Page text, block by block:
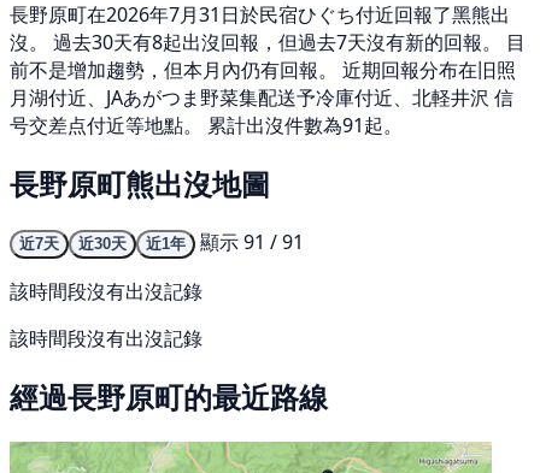
長野原町在2026年7月31日於民宿ひぐち付近回報了黑熊出
沒。 過去30天有8起出沒回報，但過去7天沒有新的回報。 目
前不是增加趨勢，但本月內仍有回報。 近期回報分布在旧照
月湖付近、JAあがつま野菜集配送予冷庫付近、北軽井沢 信
号交差点付近等地點。 累計出沒件數為91起。
長野原町熊出沒地圖
近7天 近30天 近1年
顯示 91 / 91
該時間段沒有出沒記錄
該時間段沒有出沒記錄
經過長野原町的最近路線